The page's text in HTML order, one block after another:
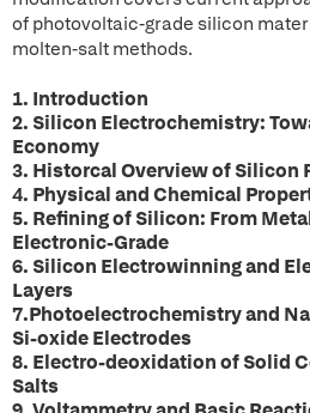
of photovoltaic-grade silicon
molten-salt methods.
1. Introduction
2. Silicon Electrochemistry:
Economy
3. Historcal Overview of Silicon
4. Physical and Chemical
5. Refining of Silicon: From
Electronic-Grade
6. Silicon Electrowinning and
Layers
7.Photoelectrochemistry and
Si-oxide Electrodes
8. Electro-deoxidation of Solid
Salts